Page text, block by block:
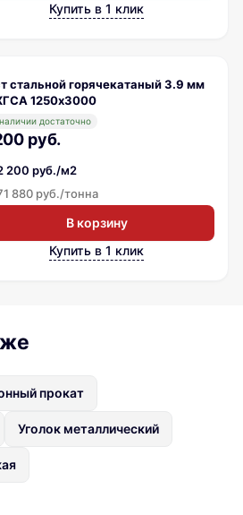
Купить в 1 клик
стальной горячекатаный 3.9 мм
1250х3000
достаточно
руб.
200 руб./м2
880 руб./тонна
В корзину
Купить в 1 клик
прокат
Уголок металлический